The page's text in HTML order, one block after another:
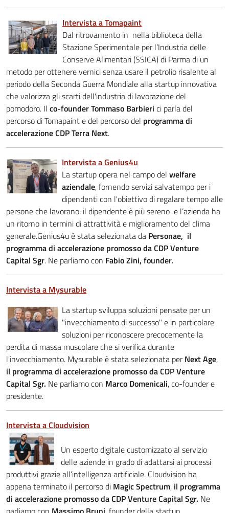
Intervista a Tomapaint
Dal ritrovamento in nella biblioteca della
Stazione Sperimentale per l’Industria delle
Conserve Alimentari (SSICA) di Parma di un
metodo per ottenere vernici senza usare il petrolio risalente al
periodo della Seconda Guerra Mondiale alla startup innovativa
che valorizza gli scarti dell'industria di lavorazione del
pomodoro. Il co-founder Tommaso Barbieri ci parla del
percorso di Tomapaint e del percorso del programma di
accelerazione CDP Terra Next.
Intervista a Genius4u
La startup opera nel campo del welfare
aziendale, fornendo servizi salvatempo per i
dipendenti con l'obiettivo di regalare tempo alle
persone che lavorano: il dipendente è più sereno e l’azienda ha
un ritorno in termini di attrattività e miglioramento del clima
generale.Genius4u è stata selezionata da Personae, il
programma di accelerazione promosso da CDP Venture
Capital Sgr. Ne parliamo con Fabio Zini, founder.
Intervista a Mysurable
La startup sviluppa soluzioni pensate per un
"invecchiamento di successo" e in particolare
soluzioni per riconoscere precocemente la
perdita di massa muscolare che si verifica durante
l'invecchiamento. Mysurable è stata selezionata perNext Age,
il programma di accelerazione promosso da CDP Venture
Capital Sgr. Ne parliamo con Marco Domenicali, co-founder e
presidente.
Intervista a Cloudvision
Un esperto digitale customizzato al servizio
delle aziende in grado di adattarsi ai processi
produttivi grazie all’intelligenza artificiale. Cloudvision ha
appena terminato il percorso di Magic Spectrum, il programma
di accelerazione promosso da CDP Venture Capital Sgr. Ne